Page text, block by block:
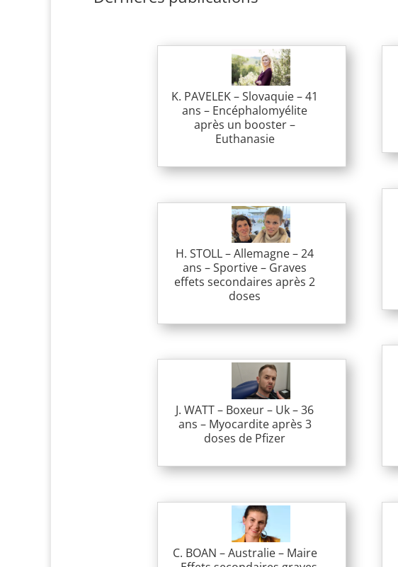
K. PAVELEK – Slovaquie – 41
ans – Encéphalomyélite
après un booster –
Euthanasie
H. STOLL – Allemagne – 24
ans – Sportive – Graves
effets secondaires après 2
doses
J. WATT – Boxeur – Uk – 36
ans – Myocardite après 3
doses de Pfizer
C. BOAN – Australie – Maire